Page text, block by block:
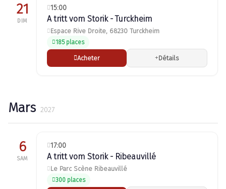
21
DIM
15:00
A tritt vom Storik - Turckheim
Espace Rive Droite, 68230 Turckheim
185 places
Acheter Détails
Mars 2027
6
SAM
17:00
A tritt vom Storik - Ribeauvillé
Le Parc Scène Ribeauvillé
300 places